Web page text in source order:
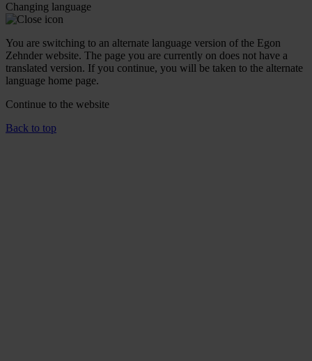
Changing language
You are switching to an alternate language version of the Egon
Zehnder website. The page you are currently on does not have a
translated version. If you continue, you will be taken to the alternate
language home page.
Continue to the website
Back to top